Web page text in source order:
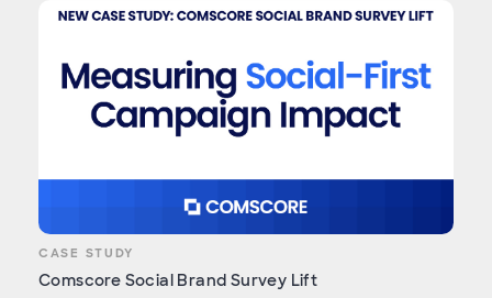
CASE STUDY
Comscore Social Brand Survey Lift